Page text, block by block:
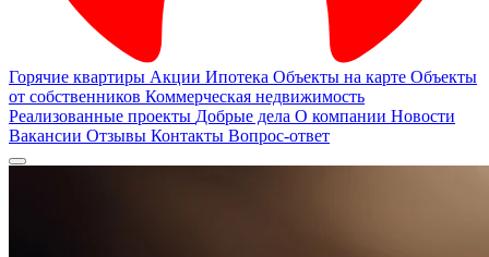
Горячие квартиры Акции Ипотека Объекты на карте Объекты
от собственников Коммерческая недвижимость
Реализованные проекты Добрые дела О компании Новости
Вакансии Отзывы Контакты Вопрос-ответ